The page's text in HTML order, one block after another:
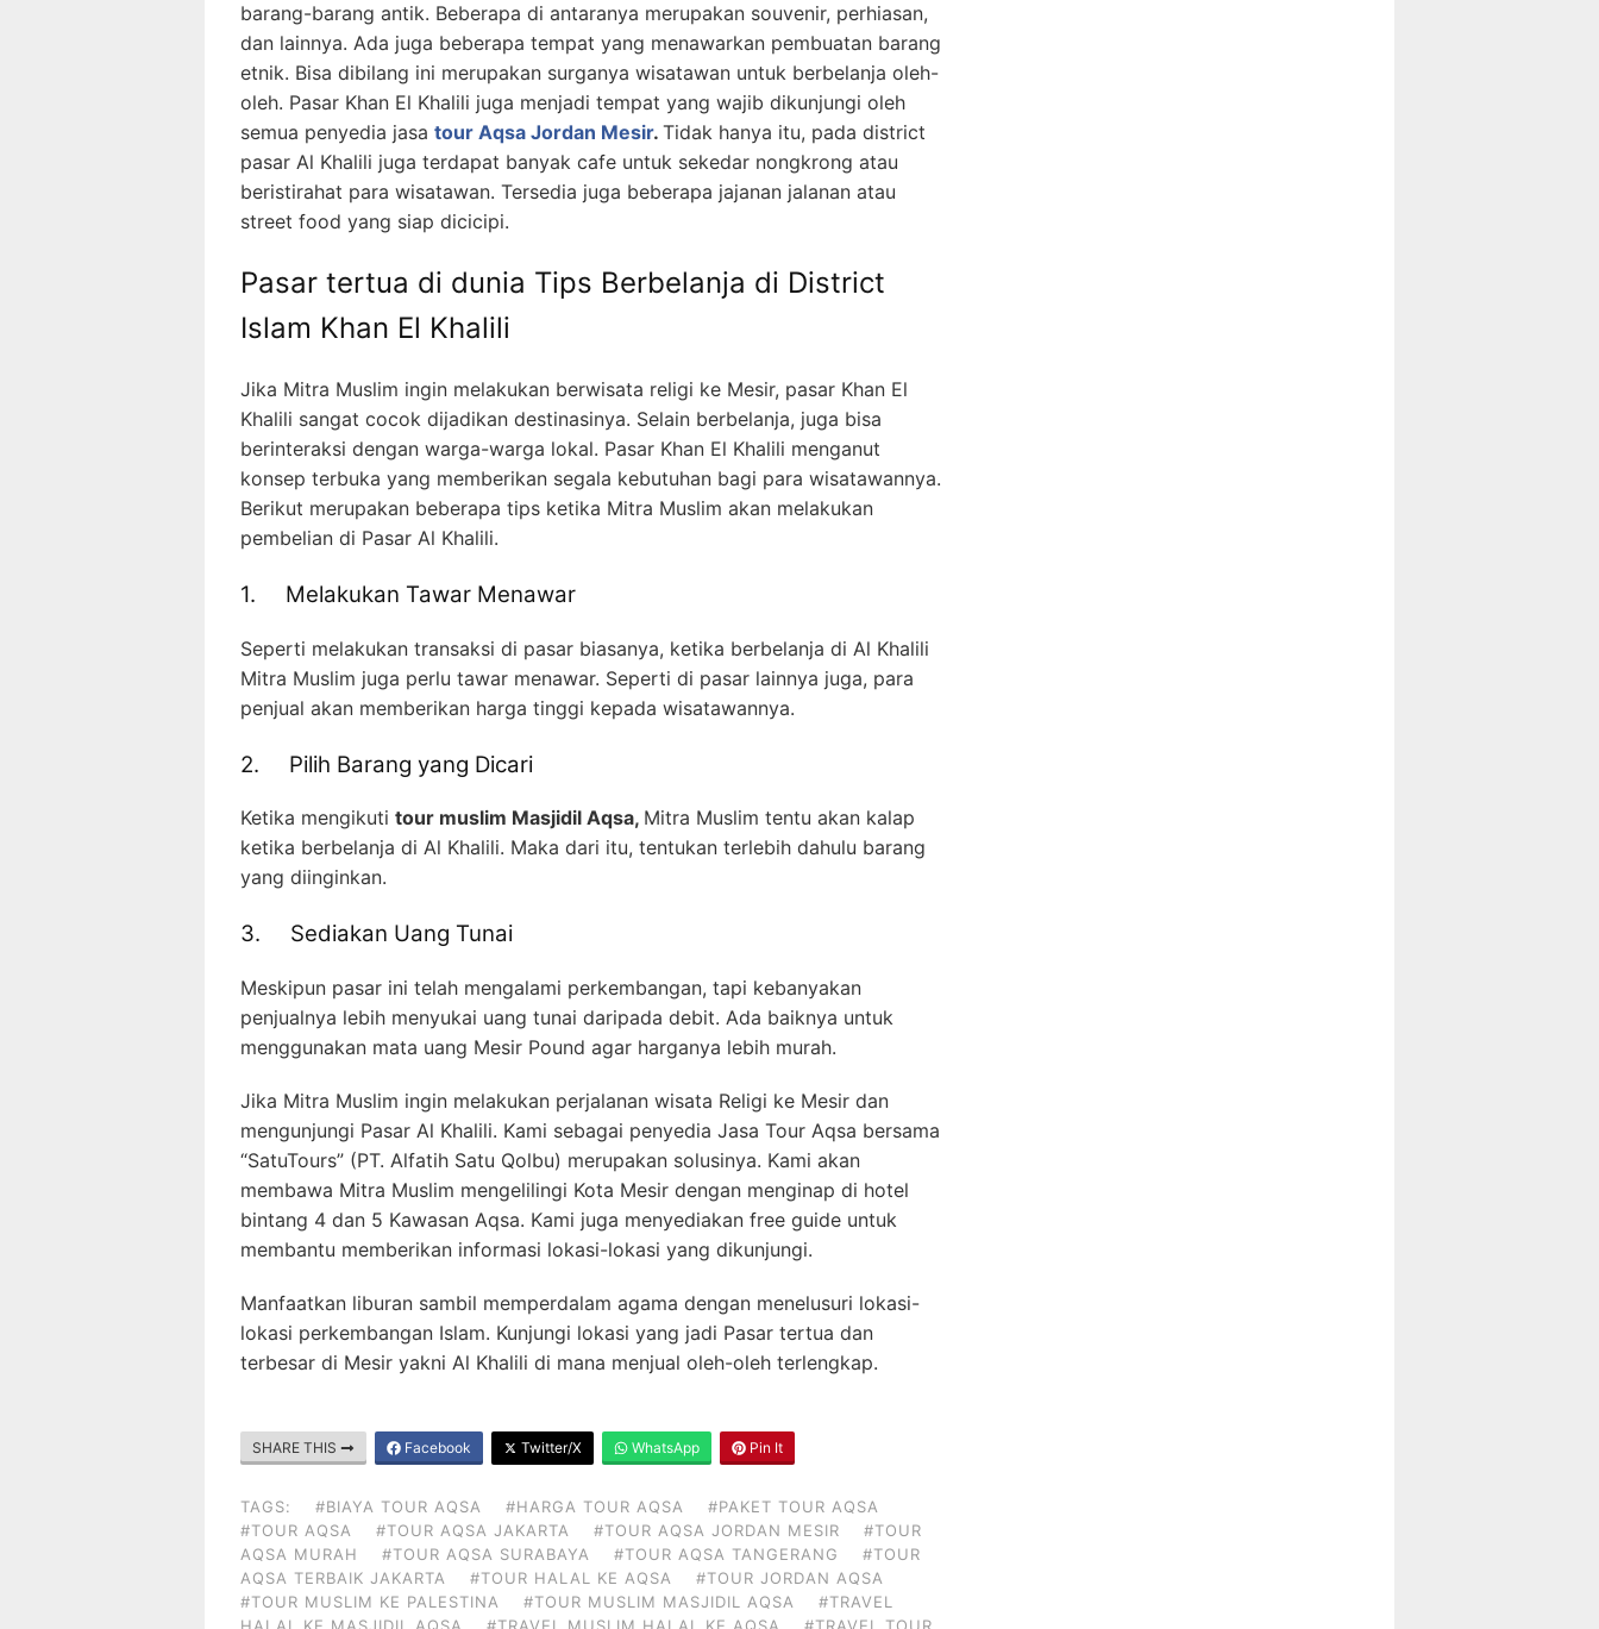
barang-barang antik. Beberapa di antaranya merupakan souvenir, perhiasan,
dan lainnya. Ada juga beberapa tempat yang menawarkan pembuatan barang
etnik. Bisa dibilang ini merupakan surganya wisatawan untuk berbelanja oleh-
oleh. Pasar Khan El Khalili juga menjadi tempat yang wajib dikunjungi oleh
semua penyedia jasa tour Aqsa Jordan Mesir. Tidak hanya itu, pada district
pasar Al Khalili juga terdapat banyak cafe untuk sekedar nongkrong atau
beristirahat para wisatawan. Tersedia juga beberapa jajanan jalanan atau
street food yang siap dicicipi.
Pasar tertua di dunia Tips Berbelanja di District
Islam Khan El Khalili
Jika Mitra Muslim ingin melakukan berwisata religi ke Mesir, pasar Khan El
Khalili sangat cocok dijadikan destinasinya. Selain berbelanja, juga bisa
berinteraksi dengan warga-warga lokal. Pasar Khan El Khalili menganut
konsep terbuka yang memberikan segala kebutuhan bagi para wisatawannya.
Berikut merupakan beberapa tips ketika Mitra Muslim akan melakukan
pembelian di Pasar Al Khalili.
1. Melakukan Tawar Menawar
Seperti melakukan transaksi di pasar biasanya, ketika berbelanja di Al Khalili
Mitra Muslim juga perlu tawar menawar. Seperti di pasar lainnya juga, para
penjual akan memberikan harga tinggi kepada wisatawannya.
2. Pilih Barang yang Dicari
Ketika mengikuti tour muslim Masjidil Aqsa, Mitra Muslim tentu akan kalap
ketika berbelanja di Al Khalili. Maka dari itu, tentukan terlebih dahulu barang
yang diinginkan.
3. Sediakan Uang Tunai
Meskipun pasar ini telah mengalami perkembangan, tapi kebanyakan
penjualnya lebih menyukai uang tunai daripada debit. Ada baiknya untuk
menggunakan mata uang Mesir Pound agar harganya lebih murah.
Jika Mitra Muslim ingin melakukan perjalanan wisata Religi ke Mesir dan
mengunjungi Pasar Al Khalili. Kami sebagai penyedia Jasa Tour Aqsa bersama
“SatuTours” (PT. Alfatih Satu Qolbu) merupakan solusinya. Kami akan
membawa Mitra Muslim mengelilingi Kota Mesir dengan menginap di hotel
bintang 4 dan 5 Kawasan Aqsa. Kami juga menyediakan free guide untuk
membantu memberikan informasi lokasi-lokasi yang dikunjungi.
Manfaatkan liburan sambil memperdalam agama dengan menelusuri lokasi-
lokasi perkembangan Islam. Kunjungi lokasi yang jadi Pasar tertua dan
terbesar di Mesir yakni Al Khalili di mana menjual oleh-oleh terlengkap.
SHARE THIS Facebook Twitter/X WhatsApp Pin It
TAGS: #BIAYA TOUR AQSA #HARGA TOUR AQSA
#PAKET TOUR AQSA
#TOUR AQSA
#TOUR AQSA JAKARTA #TOUR AQSA JORDAN MESIR
#TOUR
AQSA MURAH
#TOUR AQSA SURABAYA #TOUR AQSA TANGERANG
#TOUR
AQSA TERBAIK JAKARTA
#TOUR HALAL KE AQSA
#TOUR JORDAN AQSA
#TOUR MUSLIM KE PALESTINA
#TOUR MUSLIM MASJIDIL AQSA
#TRAVEL